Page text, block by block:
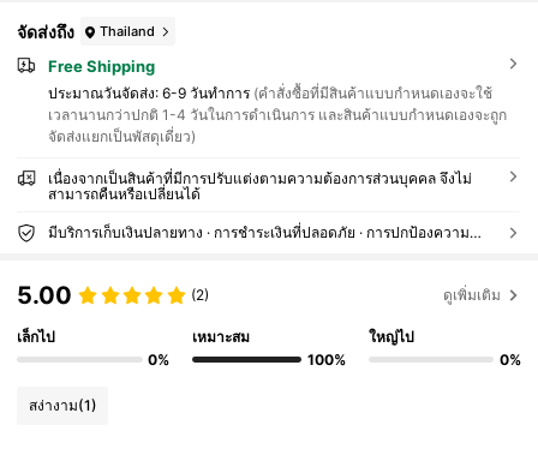
จัดส่งถึง Thailand
Free Shipping
ประมาณวันจัดส่ง: 6-9 วันทำการ (คำสั่งซื้อที่มีสินค้าแบบกำหนดเองจะใช้
เวลานานกว่าปกติ 1-4 วันในการดำเนินการ และสินค้าแบบกำหนดเองจะถูก
จัดส่งแยกเป็นพัสดุเดี่ยว)
เนื่องจากเป็นสินค้าที่มีการปรับแต่งตามความต้องการส่วนบุคคล จึงไม่
สามารถคืนหรือเปลี่ยนได้
มีบริการเก็บเงินปลายทาง · การชำระเงินที่ปลอดภัย · การปกป้องความเป็นส่วนตัว
5.00 (2) ดูเพิ่มเติม
เล็กไป
0%
เหมาะสม
100%
ใหญ่ไป
0%
สง่างาม(1)